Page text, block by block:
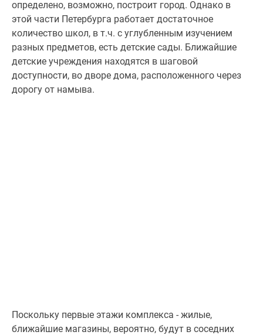
определено, возможно, построит город. Однако в
этой части Петербурга работает достаточное
количество школ, в т.ч. с углубленным изучением
разных предметов, есть детские сады. Ближайшие
детские учреждения находятся в шаговой
доступности, во дворе дома, расположенного через
дорогу от намыва.
Поскольку первые этажи комплекса - жилые,
ближайшие магазины, вероятно, будут в соседних